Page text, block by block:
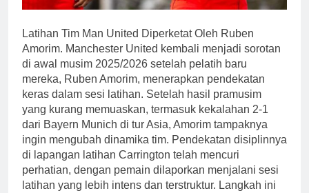
Latihan Tim Man United Diperketat Oleh Ruben
Amorim. Manchester United kembali menjadi sorotan
di awal musim 2025/2026 setelah pelatih baru
mereka, Ruben Amorim, menerapkan pendekatan
keras dalam sesi latihan. Setelah hasil pramusim
yang kurang memuaskan, termasuk kekalahan 2-1
dari Bayern Munich di tur Asia, Amorim tampaknya
ingin mengubah dinamika tim. Pendekatan disiplinnya
di lapangan latihan Carrington telah mencuri
perhatian, dengan pemain dilaporkan menjalani sesi
latihan yang lebih intens dan terstruktur. Langkah ini